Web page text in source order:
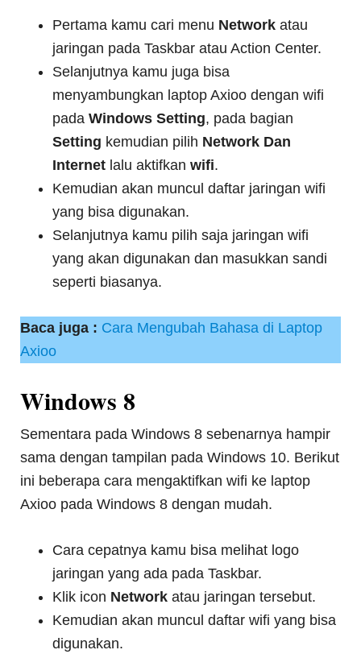
Pertama kamu cari menu Networkatau
jaringan pada Taskbar atau Action Center.
Selanjutnya kamu juga bisa
menyambungkan laptop Axioo dengan wifi
padaWindows Setting, pada bagian
Setting kemudian pilih Network Dan
Internet lalu aktifkanwifi.
Kemudian akan muncul daftar jaringan wifi
yang bisa digunakan.
Selanjutnya kamu pilih saja jaringan wifi
yang akan digunakan dan masukkan sandi
seperti biasanya.
Baca juga : Cara Mengubah Bahasa di Laptop
Axioo
Windows 8
Sementara pada Windows 8 sebenarnya hampir
sama dengan tampilan pada Windows 10. Berikut
ini beberapa cara mengaktifkan wifi ke laptop
Axioo pada Windows 8 dengan mudah.
Cara cepatnya kamu bisa melihat logo
jaringan yang ada pada Taskbar.
Klik icon Network atau jaringan tersebut.
Kemudian akan muncul daftar wifi yang bisa
digunakan.